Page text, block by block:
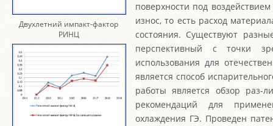
Двухлетний импакт-фактор
РИНЦ
поверхности под
износ, то есть расход
состояния. Существуют
перспективный с точки
использования для
является способ
работы является обзор раз-
рекомендаций для
охлаждения ГЭ. Проведен